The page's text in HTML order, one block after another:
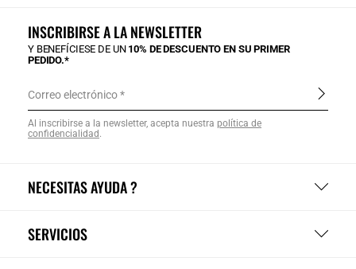
NECESITAS AYUDA ?
SERVICIOS
INSCRIBIRSE A LA NEWSLETTER
Y BENEFÍCIESE DE UN 10% DE DESCUENTO EN SU PRIMER
PEDIDO.*
Correo electrónico
Al inscribirse a la newsletter, acepta nuestra política de
confidencialidad.